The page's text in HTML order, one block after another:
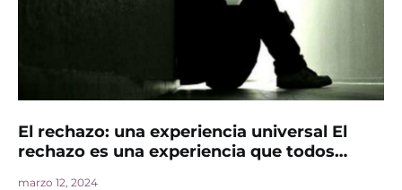
El rechazo: una experiencia universal El
rechazo es una experiencia que todos…
marzo 12, 2024